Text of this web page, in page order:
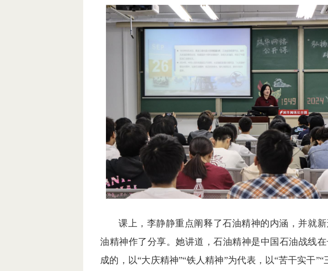
课上，李静静重点阐释了石油精神的内涵，并就
油精神作了分享。她讲道，石油精神是中国石油战线
成的，以“大庆精神”“铁人精神”为代表，以“苦干实干”“